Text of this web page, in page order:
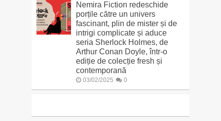
Nemira Fiction redeschide
porțile către un univers
fascinant, plin de mister și de
intrigi complicate și aduce
seria Sherlock Holmes, de
Arthur Conan Doyle, într-o
ediție de colecție fresh și
contemporană
03/02/2025 0